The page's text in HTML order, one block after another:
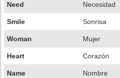
Need Necesidad
Smile Sonrisa
Woman Mujer
Heart Corazón
Name Nombre